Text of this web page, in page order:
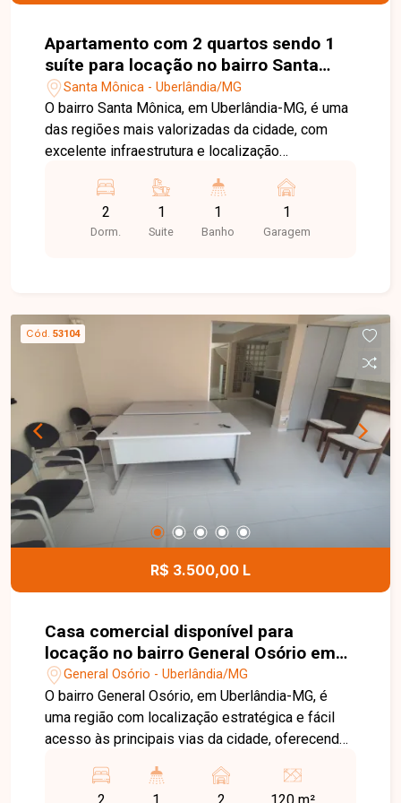
Apartamento com 2 quartos sendo 1
suíte para locação no bairro Santa
Mônica em Uberlândia-MG
Santa Mônica - Uberlândia/MG
O bairro Santa Mônica, em Uberlândia-MG, é uma
das regiões mais valorizadas da cidade, com
excelente infraestrutura e localização
à Universidade Federal de Uberlândia (UFU). A
região conta com ampla oferta de
supermercados, restaurantes, farmácias, bancos,
por sala em 02 ambientes, cozinha planejada, 02
quartos, sendo 01 suíte com sacada e armário
planejado, além de ar-condicionado nos 02
quartos. Conta ainda com banheiro social com
armário e box em blindex e 01 vaga de garagem.
O condomínio dispõe de elevador,
proporcionando mais conforto e praticidade aos
moradores. Entre em contato para mais
informações e agende uma visita para conhecer
este excelente apartamento mobiliado.
2
Dorm.
1
Suite
1
Banho
1
Garagem
Cód. 53104
R$ 3.500,00 L
Casa comercial disponível para
locação no bairro General Osório em
Uberlândia-MG
General Osório - Uberlândia/MG
O bairro General Osório, em Uberlândia-MG, é
uma região com localização estratégica e fácil
acesso às principais vias da cidade, oferecendo
proximidade com comércios, serviços e outros